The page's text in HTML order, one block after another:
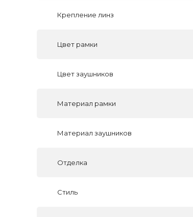
Крепление линз
Цвет рамки
Цвет заушников
Материал рамки
Материал заушников
Отделка
Стиль